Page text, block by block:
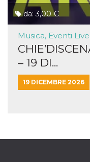
da: 3,00 €
Musica, Eventi
– 19 DI...
19 DICEMBRE 2026